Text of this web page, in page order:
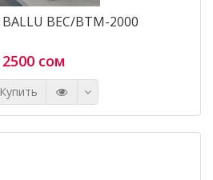
BEC/BTM-2000
2500 сом
Купить